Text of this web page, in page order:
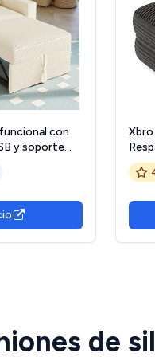
con
y soporte
reclinable
en sofá cama;
Xbro
para
85
de